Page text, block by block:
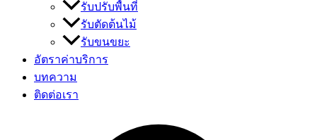
รับปรับพื้นที่
รับตัดต้นไม้
รับขนขยะ
อัตราค่าบริการ
บทความ
ติดต่อเรา